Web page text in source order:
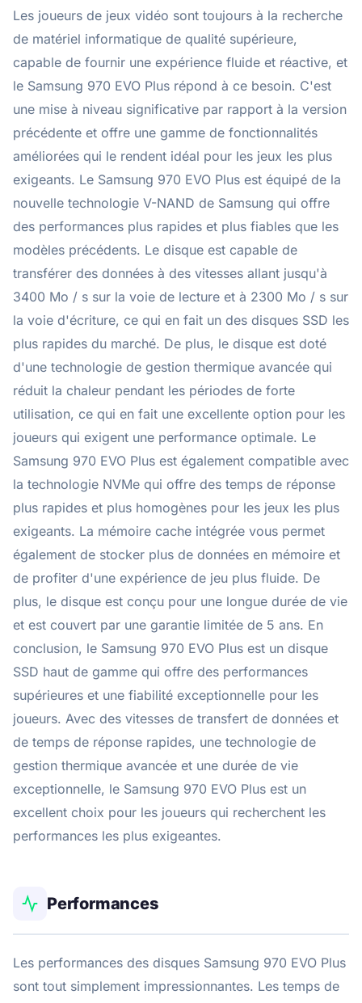
Les joueurs de jeux vidéo sont toujours à la recherche
de matériel informatique de qualité supérieure,
capable de fournir une expérience fluide et réactive, et
le Samsung 970 EVO Plus répond à ce besoin. C'est
une mise à niveau significative par rapport à la version
précédente et offre une gamme de fonctionnalités
améliorées qui le rendent idéal pour les jeux les plus
exigeants. Le Samsung 970 EVO Plus est équipé de la
nouvelle technologie V-NAND de Samsung qui offre
des performances plus rapides et plus fiables que les
modèles précédents. Le disque est capable de
transférer des données à des vitesses allant jusqu'à
3400 Mo / s sur la voie de lecture et à 2300 Mo / s sur
la voie d'écriture, ce qui en fait un des disques SSD les
plus rapides du marché. De plus, le disque est doté
d'une technologie de gestion thermique avancée qui
réduit la chaleur pendant les périodes de forte
utilisation, ce qui en fait une excellente option pour les
joueurs qui exigent une performance optimale. Le
Samsung 970 EVO Plus est également compatible avec
la technologie NVMe qui offre des temps de réponse
plus rapides et plus homogènes pour les jeux les plus
exigeants. La mémoire cache intégrée vous permet
également de stocker plus de données en mémoire et
de profiter d'une expérience de jeu plus fluide. De
plus, le disque est conçu pour une longue durée de vie
et est couvert par une garantie limitée de 5 ans. En
conclusion, le Samsung 970 EVO Plus est un disque
SSD haut de gamme qui offre des performances
supérieures et une fiabilité exceptionnelle pour les
joueurs. Avec des vitesses de transfert de données et
de temps de réponse rapides, une technologie de
gestion thermique avancée et une durée de vie
exceptionnelle, le Samsung 970 EVO Plus est un
excellent choix pour les joueurs qui recherchent les
performances les plus exigeantes.
Performances
Les performances des disques Samsung 970 EVO Plus
sont tout simplement impressionnantes. Les temps de